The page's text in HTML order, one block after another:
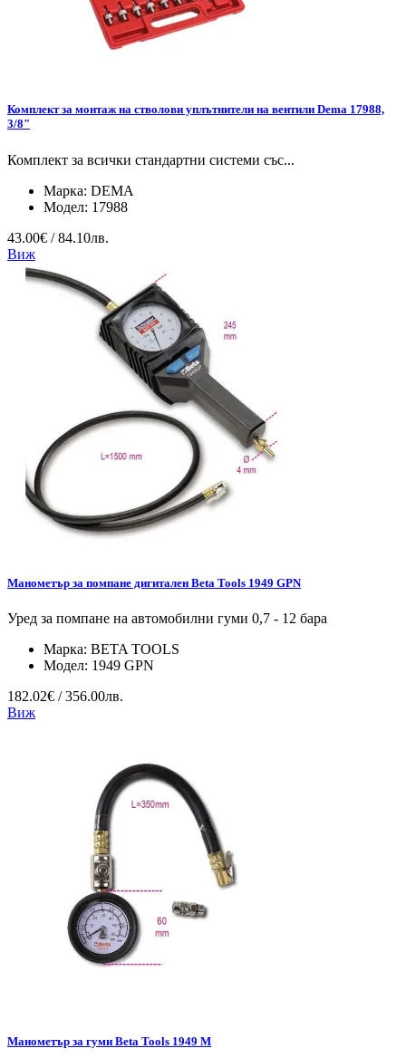
Комплект за монтаж на стволови уплътнители на вентили Dema 17988,
3/8"
Комплект за всички стандартни системи със...
Марка: DEMA
Модел: 17988
43.00€ / 84.10лв.
Виж
Манометър за помпане дигитален Beta Tools 1949 GPN
Уред за помпане на автомобилни гуми 0,7 - 12 бара
Марка: BETA TOOLS
Модел: 1949 GPN
182.02€ / 356.00лв.
Виж
Манометър за гуми Beta Tools 1949 M